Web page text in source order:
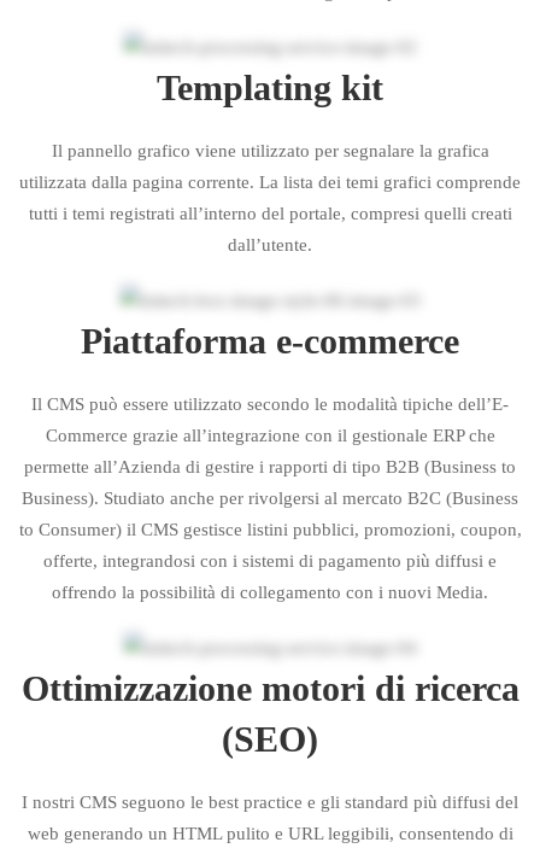
Templating kit
Il pannello grafico viene utilizzato per segnalare la grafica
utilizzata dalla pagina corrente. La lista dei temi grafici comprende
tutti i temi registrati all’interno del portale, compresi quelli creati
dall’utente.
Piattaforma e-commerce
Il CMS può essere utilizzato secondo le modalità tipiche dell’E-
Commerce grazie all’integrazione con il gestionale ERP che
permette all’Azienda di gestire i rapporti di tipo B2B (Business to
Business). Studiato anche per rivolgersi al mercato B2C (Business
to Consumer) il CMS gestisce listini pubblici, promozioni, coupon,
offerte, integrandosi con i sistemi di pagamento più diffusi e
offrendo la possibilità di collegamento con i nuovi Media.
Ottimizzazione motori di ricerca
(SEO)
I nostri CMS seguono le best practice e gli standard più diffusi del
web generando un HTML pulito e URL leggibili, consentendo di